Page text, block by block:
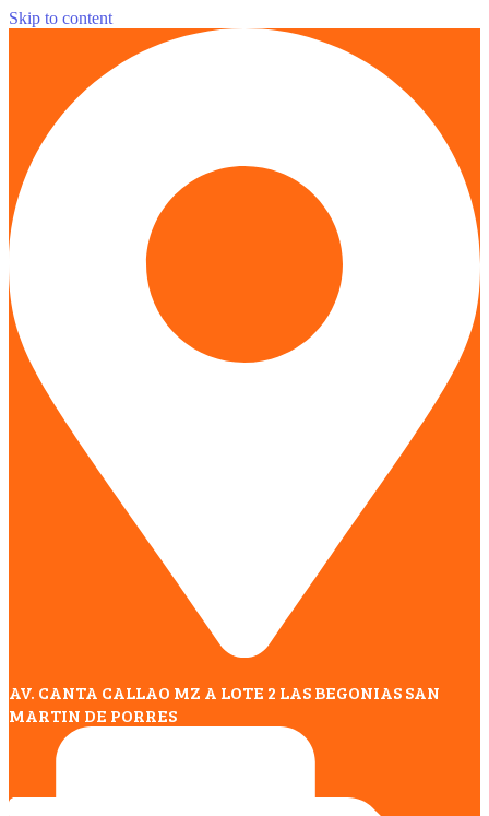
Skip to content
AV. CANTA CALLAO MZ A LOTE 2 LAS BEGONIAS SAN
MARTIN DE PORRES